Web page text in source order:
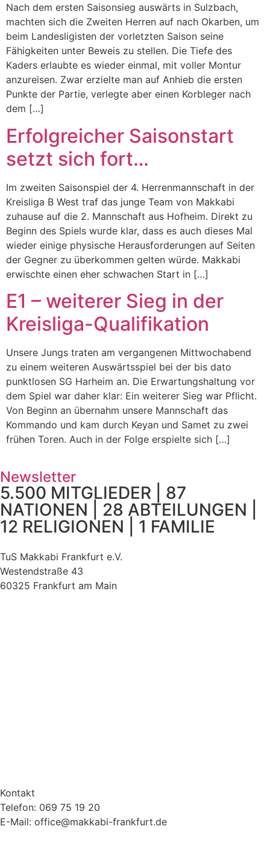
Nach dem ersten Saisonsieg auswärts in Sulzbach,
machten sich die Zweiten Herren auf nach Okarben, um
beim Landesligisten der vorletzten Saison seine
Fähigkeiten unter Beweis zu stellen. Die Tiefe des
Kaders erlaubte es wieder einmal, mit voller Montur
anzureisen. Zwar erzielte man auf Anhieb die ersten
Punkte der Partie, verlegte aber einen Korbleger nach
dem […]
Erfolgreicher Saisonstart
setzt sich fort…
Im zweiten Saisonspiel der 4. Herrenmannschaft in der
Kreisliga B West traf das junge Team von Makkabi
zuhause auf die 2. Mannschaft aus Hofheim. Direkt zu
Beginn des Spiels wurde klar, dass es auch dieses Mal
wieder einige physische Herausforderungen auf Seiten
der Gegner zu überkommen gelten würde. Makkabi
erwischte einen eher schwachen Start in […]
E1 – weiterer Sieg in der
Kreisliga-Qualifikation
Unsere Jungs traten am vergangenen Mittwochabend
zu einem weiteren Auswärtsspiel bei der bis dato
punktlosen SG Harheim an. Die Erwartungshaltung vor
dem Spiel war daher klar: Ein weiterer Sieg war Pflicht.
Von Beginn an übernahm unsere Mannschaft das
Kommando und kam durch Keyan und Samet zu zwei
frühen Toren. Auch in der Folge erspielte sich […]
Newsletter
5.500 MITGLIEDER | 87
NATIONEN | 28 ABTEILUNGEN |
12 RELIGIONEN | 1 FAMILIE
TuS Makkabi Frankfurt e.V.
Westendstraße 43
60325 Frankfurt am Main
Kontakt
Telefon: 069 75 19 20
E-Mail: office@makkabi-frankfurt.de